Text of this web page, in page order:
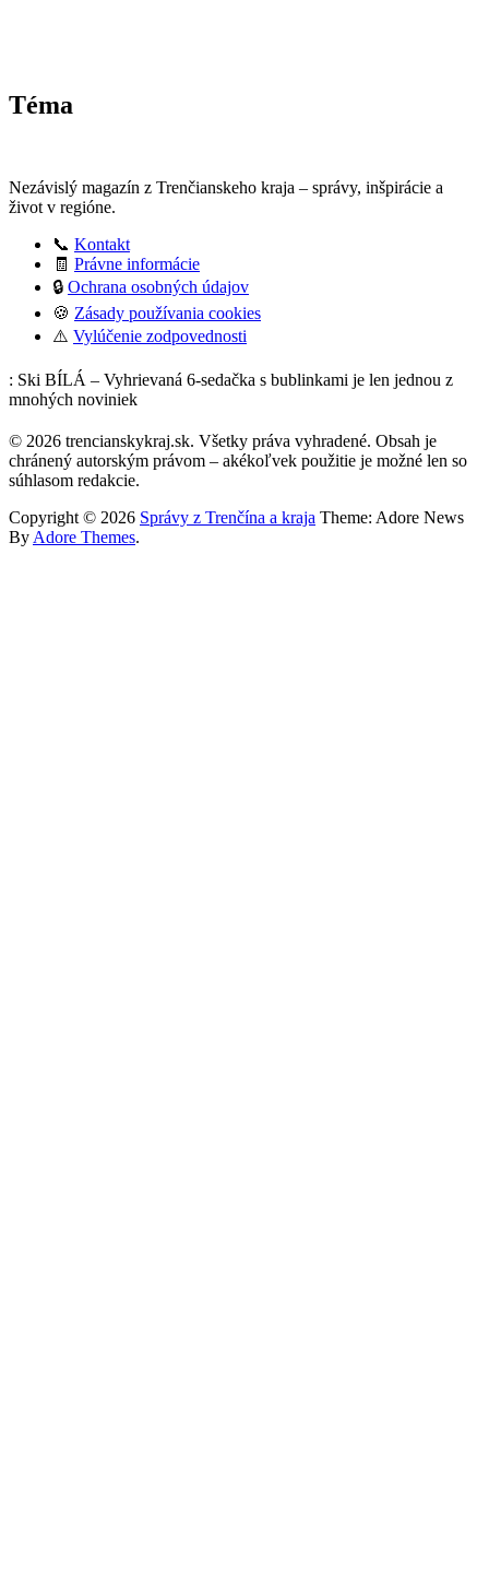
Téma
Nezávislý magazín z Trenčianskeho kraja – správy, inšpirácie a
život v regióne.
📞 Kontakt
🧾 Právne informácie
🔒 Ochrana osobných údajov
🍪 Zásady používania cookies
⚠️ Vylúčenie zodpovednosti
: Ski BÍLÁ – Vyhrievaná 6-sedačka s bublinkami je len jednou z
mnohých noviniek
© 2026 trencianskykraj.sk. Všetky práva vyhradené. Obsah je
chránený autorským právom – akékoľvek použitie je možné len so
súhlasom redakcie.
Copyright © 2026 Správy z Trenčína a kraja Theme: Adore News
By Adore Themes.